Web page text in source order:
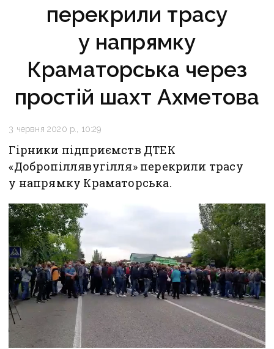
перекрили трасу
у напрямку
Краматорська через
простій шахт Ахметова
3 червня 2020 р., 10:29
Гірники підприємств ДТЕК
«Добропіллявугілля» перекрили трасу
у напрямку Краматорська.